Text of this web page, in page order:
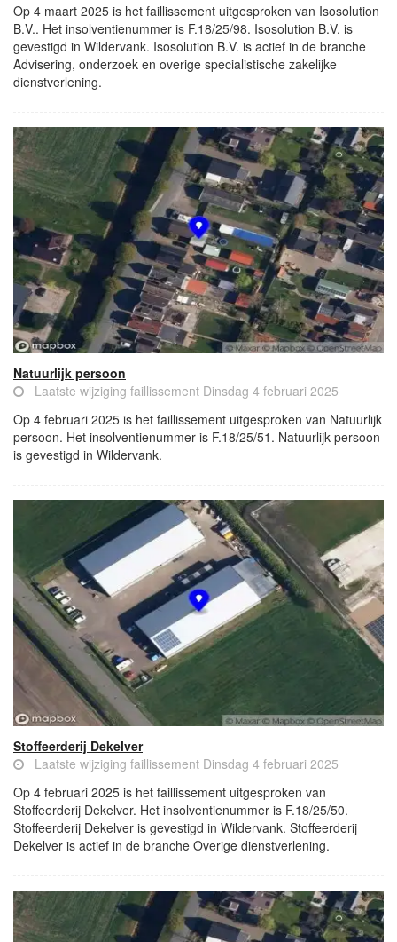
Op 4 maart 2025 is het faillissement uitgesproken van Isosolution
B.V.. Het insolventienummer is F.18/25/98. Isosolution B.V. is
gevestigd in Wildervank. Isosolution B.V. is actief in de branche
Advisering, onderzoek en overige specialistische zakelijke
dienstverlening.
Natuurlijk persoon
Laatste wijziging faillissement Dinsdag 4 februari 2025
Op 4 februari 2025 is het faillissement uitgesproken van Natuurlijk
persoon. Het insolventienummer is F.18/25/51. Natuurlijk persoon
is gevestigd in Wildervank.
Stoffeerderij Dekelver
Laatste wijziging faillissement Dinsdag 4 februari 2025
Op 4 februari 2025 is het faillissement uitgesproken van
Stoffeerderij Dekelver. Het insolventienummer is F.18/25/50.
Stoffeerderij Dekelver is gevestigd in Wildervank. Stoffeerderij
Dekelver is actief in de branche Overige dienstverlening.